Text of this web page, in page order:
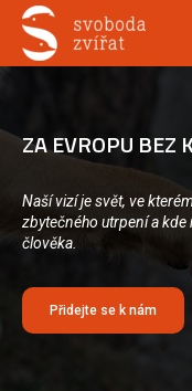
ZA EVROPU BEZ
Naší vizí je svět, ve
zbytečného utrpení a
člověka.
Přidejte se k nám